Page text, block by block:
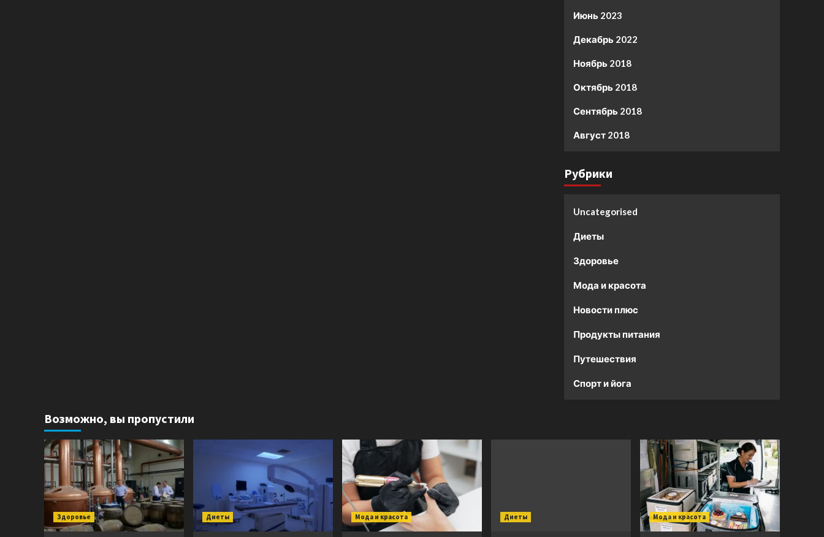
Июнь 2023
Декабрь 2022
Ноябрь 2018
Октябрь 2018
Сентябрь 2018
Август 2018
Рубрики
Uncategorised
Диеты
Здоровье
Мода и красота
Новости плюс
Продукты питания
Путешествия
Спорт и йога
Возможно, вы пропустили
Здоровье Диеты Мода и красота Диеты Мода и красота